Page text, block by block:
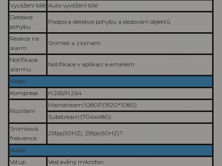
Vyvážení bílé Auto vyvážení bílé
Detekce
pohybu
Podpora detekce pohybu a sledování objektů
Reakce na
alarm
Snímek a záznam
Notifikace
alarmu
Notifikace v aplikaci a emailem
Video
Komprese
H.265/H.264
Rozlišení
Mainstream:1080P(1920*1080)
Substream:(704x480)
Snímková
frekvence
25fps(50HZ), 25fps(60HZ)?
Audio
Vstup
Vestavěný mikrofon